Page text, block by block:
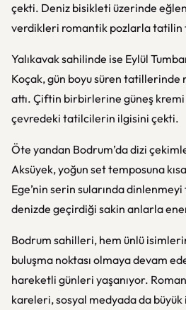
çekti. Deniz bisikleti üzerinde
verdikleri romantik pozlarla tatilin
Yalıkavak sahilinde ise Eylül
Koçak, gün boyu süren
attı. Çiftin birbirlerine güneş
çevredeki tatilcilerin ilgisini çekti.
Öte yandan Bodrum’da dizi
Aksüyek, yoğun set temposuna
Ege’nin serin sularında
denizde geçirdiği sakin anlarla
Bodrum sahilleri, hem ünlü
buluşma noktası olmaya devam
hareketli günleri yaşanıyor.
kareleri, sosyal medyada da